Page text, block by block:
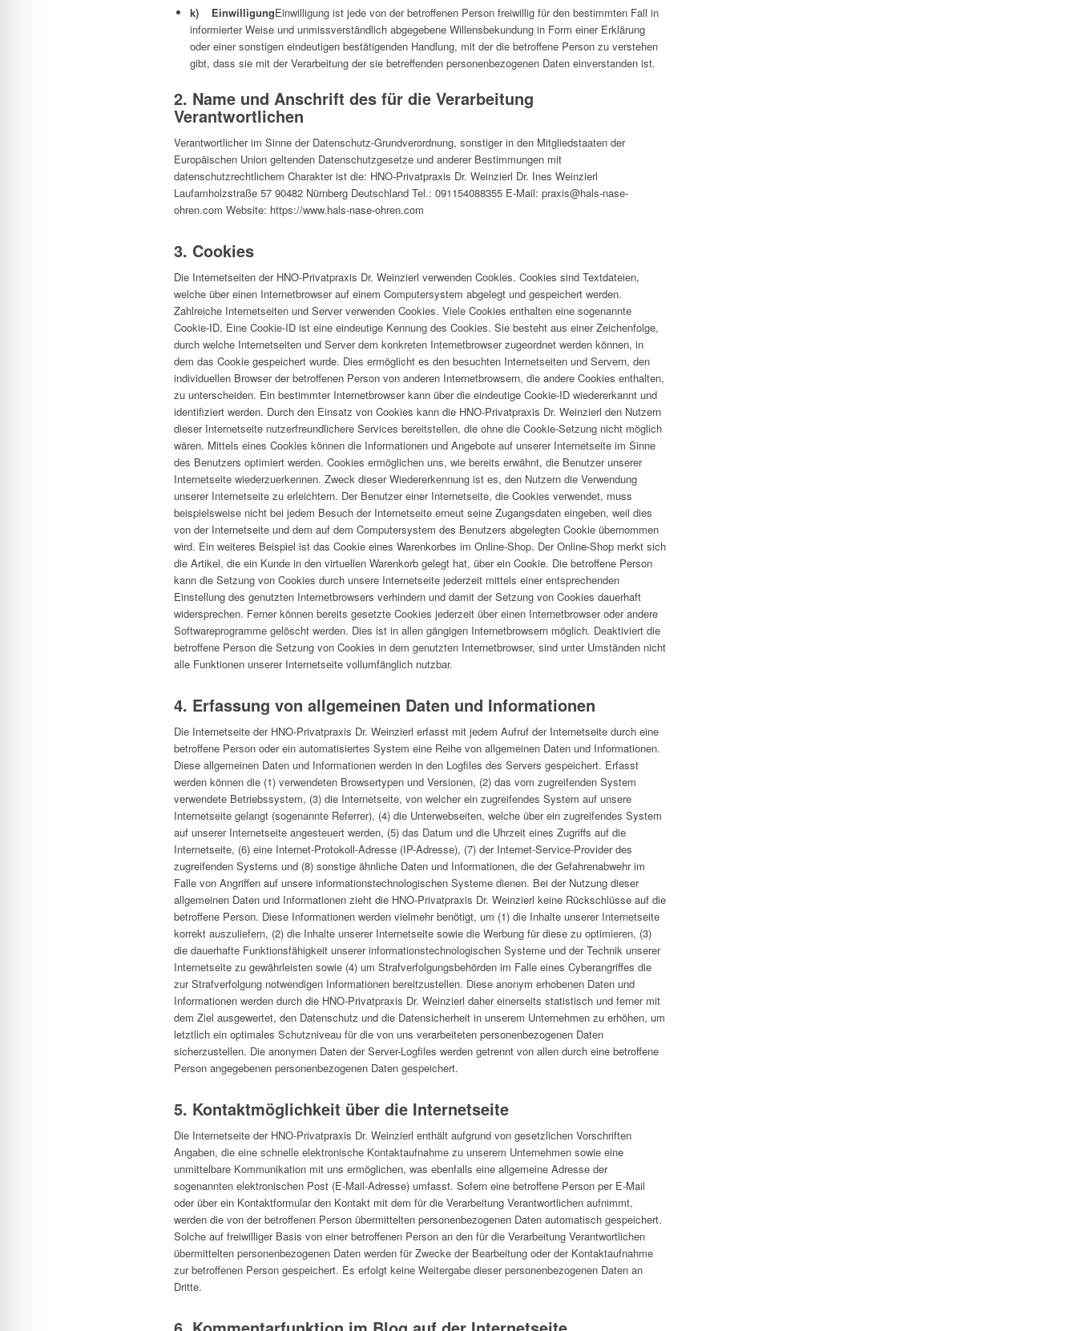
k) EinwilligungEinwilligung ist jede von der betroffenen Person freiwillig für den bestimmten Fall in
informierter Weise und unmissverständlich abgegebene Willensbekundung in Form einer Erklärung
oder einer sonstigen eindeutigen bestätigenden Handlung, mit der die betroffene Person zu verstehen
gibt, dass sie mit der Verarbeitung der sie betreffenden personenbezogenen Daten einverstanden ist.
2. Name und Anschrift des für die Verarbeitung
Verantwortlichen
Verantwortlicher im Sinne der Datenschutz-Grundverordnung, sonstiger in den Mitgliedstaaten der
Europäischen Union geltenden Datenschutzgesetze und anderer Bestimmungen mit
datenschutzrechtlichem Charakter ist die: HNO-Privatpraxis Dr. Weinzierl Dr. Ines Weinzierl
Laufamholzstraße 57 90482 Nürnberg Deutschland Tel.: 091154088355 E-Mail: praxis@hals-nase-
ohren.com Website: https://www.hals-nase-ohren.com
3. Cookies
Die Internetseiten der HNO-Privatpraxis Dr. Weinzierl verwenden Cookies. Cookies sind Textdateien,
welche über einen Internetbrowser auf einem Computersystem abgelegt und gespeichert werden.
Zahlreiche Internetseiten und Server verwenden Cookies. Viele Cookies enthalten eine sogenannte
Cookie-ID. Eine Cookie-ID ist eine eindeutige Kennung des Cookies. Sie besteht aus einer Zeichenfolge,
durch welche Internetseiten und Server dem konkreten Internetbrowser zugeordnet werden können, in
dem das Cookie gespeichert wurde. Dies ermöglicht es den besuchten Internetseiten und Servern, den
individuellen Browser der betroffenen Person von anderen Internetbrowsern, die andere Cookies enthalten,
zu unterscheiden. Ein bestimmter Internetbrowser kann über die eindeutige Cookie-ID wiedererkannt und
identifiziert werden. Durch den Einsatz von Cookies kann die HNO-Privatpraxis Dr. Weinzierl den Nutzern
dieser Internetseite nutzerfreundlichere Services bereitstellen, die ohne die Cookie-Setzung nicht möglich
wären. Mittels eines Cookies können die Informationen und Angebote auf unserer Internetseite im Sinne
des Benutzers optimiert werden. Cookies ermöglichen uns, wie bereits erwähnt, die Benutzer unserer
Internetseite wiederzuerkennen. Zweck dieser Wiedererkennung ist es, den Nutzern die Verwendung
unserer Internetseite zu erleichtern. Der Benutzer einer Internetseite, die Cookies verwendet, muss
beispielsweise nicht bei jedem Besuch der Internetseite erneut seine Zugangsdaten eingeben, weil dies
von der Internetseite und dem auf dem Computersystem des Benutzers abgelegten Cookie übernommen
wird. Ein weiteres Beispiel ist das Cookie eines Warenkorbes im Online-Shop. Der Online-Shop merkt sich
die Artikel, die ein Kunde in den virtuellen Warenkorb gelegt hat, über ein Cookie. Die betroffene Person
kann die Setzung von Cookies durch unsere Internetseite jederzeit mittels einer entsprechenden
Einstellung des genutzten Internetbrowsers verhindern und damit der Setzung von Cookies dauerhaft
widersprechen. Ferner können bereits gesetzte Cookies jederzeit über einen Internetbrowser oder andere
Softwareprogramme gelöscht werden. Dies ist in allen gängigen Internetbrowsern möglich. Deaktiviert die
betroffene Person die Setzung von Cookies in dem genutzten Internetbrowser, sind unter Umständen nicht
alle Funktionen unserer Internetseite vollumfänglich nutzbar.
4. Erfassung von allgemeinen Daten und Informationen
Die Internetseite der HNO-Privatpraxis Dr. Weinzierl erfasst mit jedem Aufruf der Internetseite durch eine
betroffene Person oder ein automatisiertes System eine Reihe von allgemeinen Daten und Informationen.
Diese allgemeinen Daten und Informationen werden in den Logfiles des Servers gespeichert. Erfasst
werden können die (1) verwendeten Browsertypen und Versionen, (2) das vom zugreifenden System
verwendete Betriebssystem, (3) die Internetseite, von welcher ein zugreifendes System auf unsere
Internetseite gelangt (sogenannte Referrer), (4) die Unterwebseiten, welche über ein zugreifendes System
auf unserer Internetseite angesteuert werden, (5) das Datum und die Uhrzeit eines Zugriffs auf die
Internetseite, (6) eine Internet-Protokoll-Adresse (IP-Adresse), (7) der Internet-Service-Provider des
zugreifenden Systems und (8) sonstige ähnliche Daten und Informationen, die der Gefahrenabwehr im
Falle von Angriffen auf unsere informationstechnologischen Systeme dienen. Bei der Nutzung dieser
allgemeinen Daten und Informationen zieht die HNO-Privatpraxis Dr. Weinzierl keine Rückschlüsse auf die
betroffene Person. Diese Informationen werden vielmehr benötigt, um (1) die Inhalte unserer Internetseite
korrekt auszuliefern, (2) die Inhalte unserer Internetseite sowie die Werbung für diese zu optimieren, (3)
die dauerhafte Funktionsfähigkeit unserer informationstechnologischen Systeme und der Technik unserer
Internetseite zu gewährleisten sowie (4) um Strafverfolgungsbehörden im Falle eines Cyberangriffes die
zur Strafverfolgung notwendigen Informationen bereitzustellen. Diese anonym erhobenen Daten und
Informationen werden durch die HNO-Privatpraxis Dr. Weinzierl daher einerseits statistisch und ferner mit
dem Ziel ausgewertet, den Datenschutz und die Datensicherheit in unserem Unternehmen zu erhöhen, um
letztlich ein optimales Schutzniveau für die von uns verarbeiteten personenbezogenen Daten
sicherzustellen. Die anonymen Daten der Server-Logfiles werden getrennt von allen durch eine betroffene
Person angegebenen personenbezogenen Daten gespeichert.
5. Kontaktmöglichkeit über die Internetseite
Die Internetseite der HNO-Privatpraxis Dr. Weinzierl enthält aufgrund von gesetzlichen Vorschriften
Angaben, die eine schnelle elektronische Kontaktaufnahme zu unserem Unternehmen sowie eine
unmittelbare Kommunikation mit uns ermöglichen, was ebenfalls eine allgemeine Adresse der
sogenannten elektronischen Post (E-Mail-Adresse) umfasst. Sofern eine betroffene Person per E-Mail
oder über ein Kontaktformular den Kontakt mit dem für die Verarbeitung Verantwortlichen aufnimmt,
werden die von der betroffenen Person übermittelten personenbezogenen Daten automatisch gespeichert.
Solche auf freiwilliger Basis von einer betroffenen Person an den für die Verarbeitung Verantwortlichen
übermittelten personenbezogenen Daten werden für Zwecke der Bearbeitung oder der Kontaktaufnahme
zur betroffenen Person gespeichert. Es erfolgt keine Weitergabe dieser personenbezogenen Daten an
Dritte.